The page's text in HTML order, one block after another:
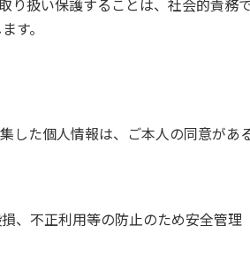
り扱い保護することは、社会的責務
す。
した個人情報は、ご本人の同意があ
、不正利用等の防止のため安全管理